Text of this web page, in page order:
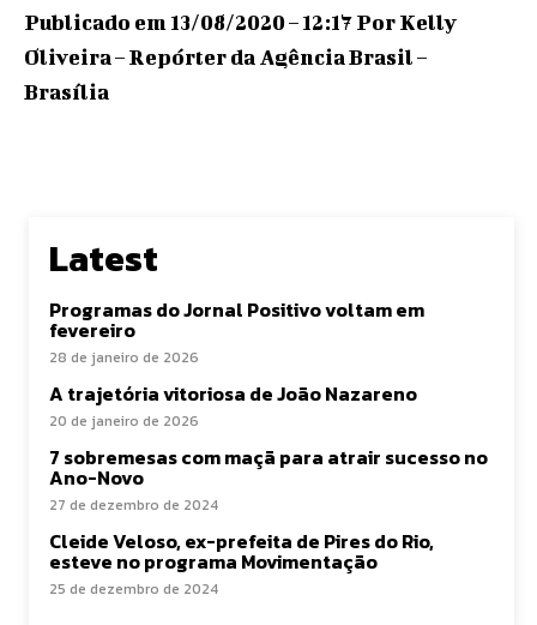
Publicado em 13/08/2020 – 12:17 Por Kelly
Oliveira – Repórter da Agência Brasil –
Brasília
Latest
Programas do Jornal Positivo voltam em
fevereiro
28 de janeiro de 2026
A trajetória vitoriosa de João Nazareno
20 de janeiro de 2026
7 sobremesas com maçã para atrair sucesso no
Ano-Novo
27 de dezembro de 2024
Cleide Veloso, ex-prefeita de Pires do Rio,
esteve no programa Movimentação
25 de dezembro de 2024